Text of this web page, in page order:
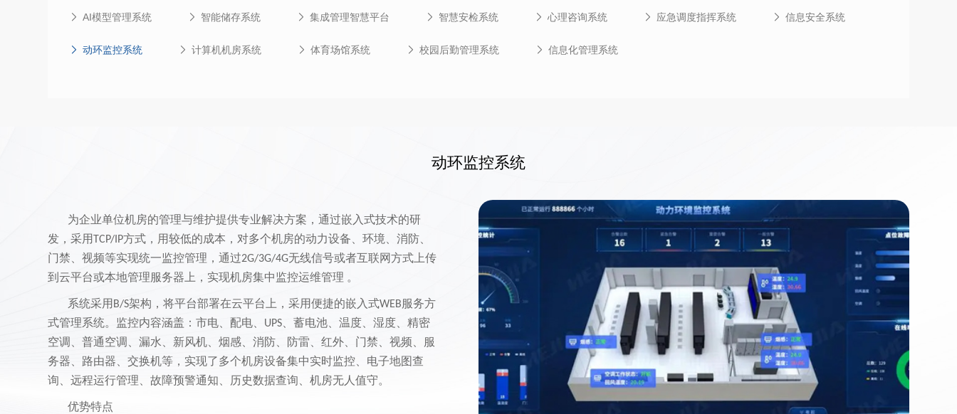
AI模型管理系统 智能储存系统 集成管理智慧平台 智慧安检系统 心理咨询系统 应急调度指挥系统 信息安全系统
动环监控系统 计算机机房系统 体育场馆系统 校园后勤管理系统 信息化管理系统
动环监控系统
为企业单位机房的管理与维护提供专业解决方案，通过嵌入式技术的研
发，采用 TCP/IP方式，用较低的成本，对多个机房的动力设备、环境、消防、
门禁、视频等实现统一监控管理，通过2G/3G/4G无线信号或者互联网方式上传
到云平台或本地管理服务器上，实现机房集中监控运维管理 。
系统采用 B/S架构，将平台部署在云平台上，采用便捷的嵌入式WEB服务方
式管理系统。监控内容涵盖：市电、配电、 UPS 、蓄电池、温度、湿度、精密
空调、普通空调、漏水、新风机、烟感、消防、防雷、红外、门禁、视频、服
务器、路由器、交换机等，实现了多个机房设备集中实时监控、电子地图查
询、远程运行管理、故障预警通知、历史数据查询、机房无人值守。
优势特点